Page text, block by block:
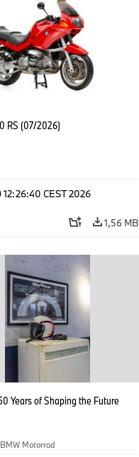
RS (07/2026)
CEST 2026
1,56 MB
Years of Shaping the Future
BMW Motorrad